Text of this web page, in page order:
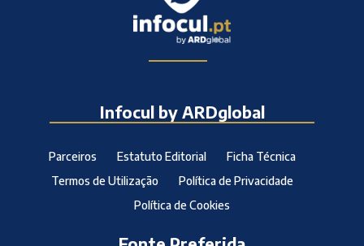
Infocul by ARDglobal
Parceiros Estatuto Editorial
Ficha Técnica
Termos de Utilização
Política de Privacidade
Política de Cookies